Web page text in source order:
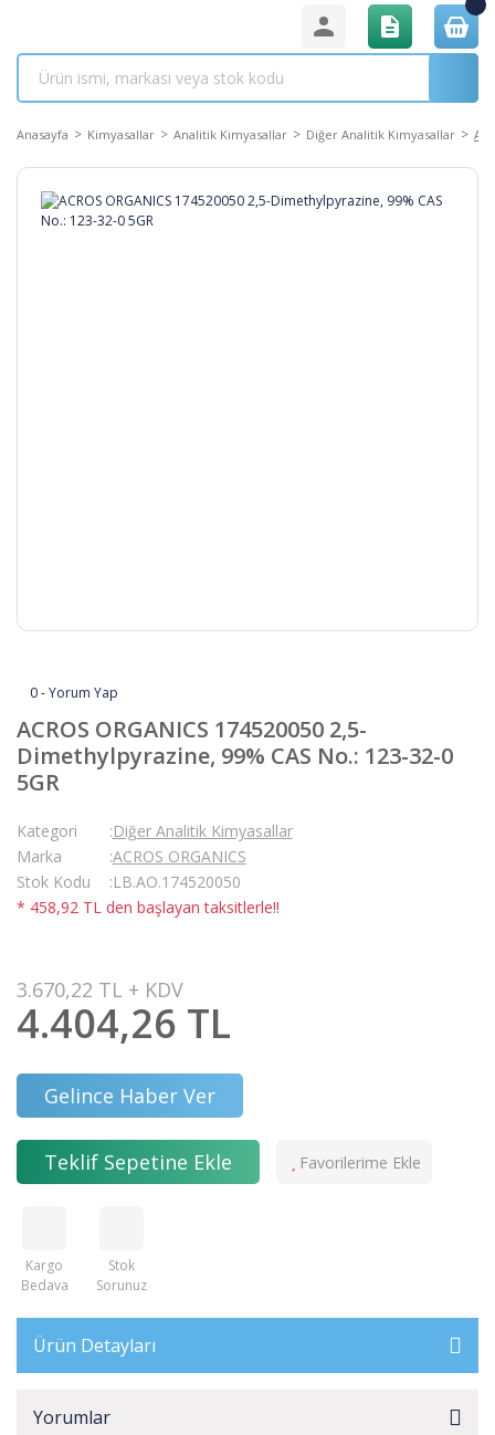
Anasayfa Kimyasallar Analitik Kimyasallar Diğer Analitik Kimyasallar
0 - Yorum Yap
ACROS ORGANICS 174520050 2,5-
Dimethylpyrazine, 99% CAS No.: 123-32-0
5GR
Kategori
Diğer Analitik Kimyasallar
Marka
ACROS ORGANICS
Stok Kodu
LB.AO.174520050
* 458,92 TL den başlayan taksitlerle!!
3.670,22 TL + KDV
4.404,26 TL
Gelince Haber Ver
Teklif Sepetine Ekle
Kargo
Bedava
Stok
Sorunuz
Ürün Detayları
Yorumlar